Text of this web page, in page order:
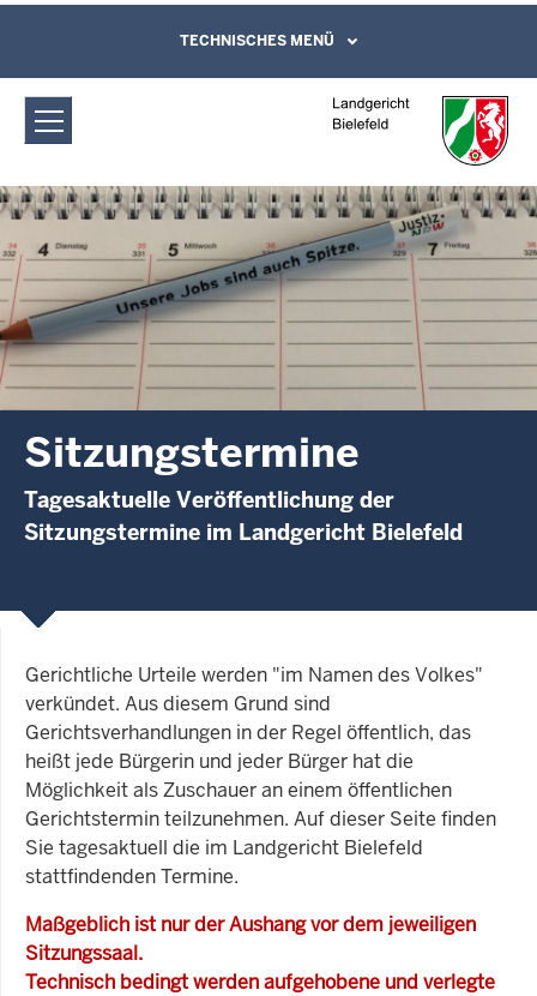
Landgericht Bielefeld: Sitzungstermine
Direkt zum Inhalt
Leichte Sprache, Gebärdensprachenvideo
und Kontaktformular
TECHNISCHES MENÜ
Sitzungstermine
Tagesaktuelle Veröffentlichung der
Sitzungstermine im Landgericht Bielefeld
Gerichtliche Urteile werden "im Namen des Volkes"
verkündet. Aus diesem Grund sind
Gerichtsverhandlungen in der Regel öffentlich, das
heißt jede Bürgerin und jeder Bürger hat die
Möglichkeit als Zuschauer an einem öffentlichen
Gerichtstermin teilzunehmen. Auf dieser Seite finden
Sie tagesaktuell die im Landgericht Bielefeld
stattfindenden Termine.
Maßgeblich ist nur der Aushang vor dem jeweiligen
Sitzungssaal.
Technisch bedingt werden aufgehobene und verlegte